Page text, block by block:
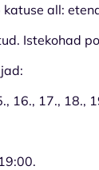
all:
Istekohad
16., 17., 18.,